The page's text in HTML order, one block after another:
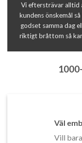
Vi eftersträvar alltid
kundens önskemål
godset samma dag
riktigt bråttom så
Väl
Vill